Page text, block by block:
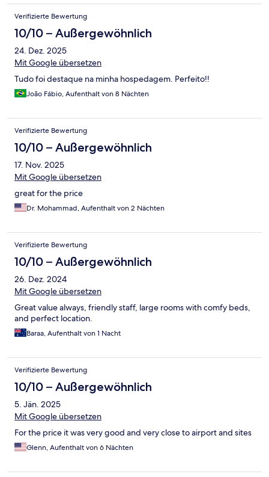
Verifizierte Bewertung
10/10 – Außergewöhnlich
24. Dez. 2025
Mit Google übersetzen
Tudo foi destaque na minha hospedagem. Perfeito!!
João Fábio, Aufenthalt von 8 Nächten
Verifizierte Bewertung
10/10 – Außergewöhnlich
17. Nov. 2025
Mit Google übersetzen
great for the price
Dr. Mohammad, Aufenthalt von 2 Nächten
Verifizierte Bewertung
10/10 – Außergewöhnlich
26. Dez. 2024
Mit Google übersetzen
Great value always, friendly staff, large rooms with comfy beds,
and perfect location.
Baraa, Aufenthalt von 1 Nacht
Verifizierte Bewertung
10/10 – Außergewöhnlich
5. Jän. 2025
Mit Google übersetzen
For the price it was very good and very close to airport and sites
Glenn, Aufenthalt von 6 Nächten